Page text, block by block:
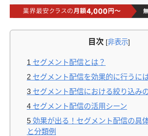
目次 [非表示]
1 セグメント配信とは？
2 セグメント配信を効果的に行うに
3 セグメント配信における絞り込み
4 セグメント配信の活用シーン
5 効果が出る！セグメント配信の具
と分類例